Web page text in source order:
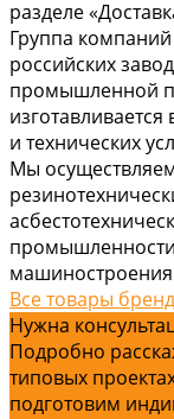
разделе
Группа
российских
промышленной
и технических
Мы
машиностроения
Все товары
Нужна
Подробно
типовых
подготовим